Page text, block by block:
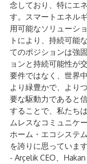
念しており、特にエ
す。スマートエネル
用可能なソリューシ
トにより、持続可能
てのポジションは強
ョンと持続可能性が
要件ではなく、世界
より緑豊かで、より
要な駆動力であると
することで、私たち
ムレスなコミュニケ
ホーム・エコシステ
を誇りに思っています
- Arçelik CEO、